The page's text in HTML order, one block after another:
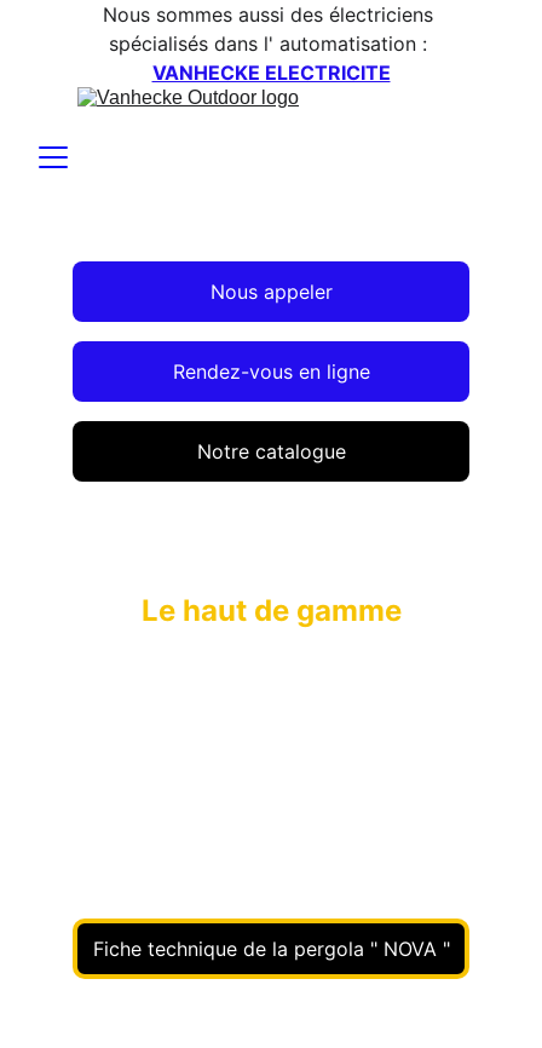
Nous sommes aussi des électriciens
spécialisés dans l' automatisation :
VANHECKE ELECTRICITE
Nous appeler
Rendez-vous en ligne
Notre catalogue
Fiche technique de la pergola " NOVA "
Le haut de gamme